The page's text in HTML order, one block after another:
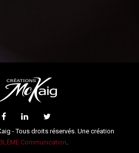
- Tous droits réservés. Une création
Communication.